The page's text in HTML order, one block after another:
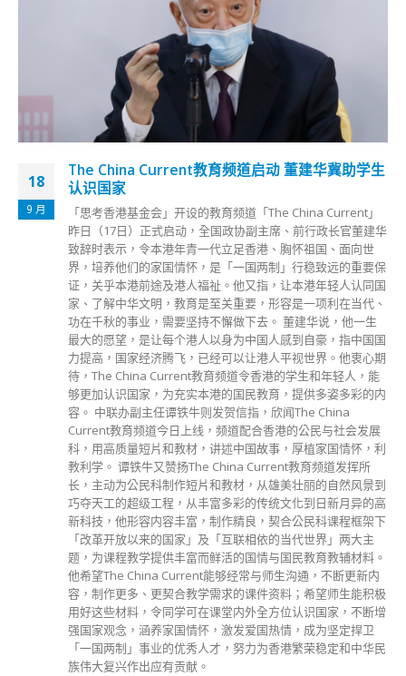
18
9 月
The China Current教育频道启动 董建华冀助学生
认识国家
「思考香港基金会」开设的教育频道「The China Current」
昨日（17日）正式启动，全国政协副主席、前行政长官董建华
致辞时表示，令本港年青一代立足香港、胸怀祖国、面向世
界，培养他们的家国情怀，是「一国两制」行稳致远的重要保
证，关乎本港前途及港人福祉。他又指，让本港年轻人认同国
家、了解中华文明，教育是至关重要，形容是一项利在当代、
功在千秋的事业，需要坚持不懈做下去。 董建华说，他一生
最大的愿望，是让每个港人以身为中国人感到自豪，指中国国
力提高，国家经济腾飞，已经可以让港人平视世界。他衷心期
待，The China Current教育频道令香港的学生和年轻人，能
够更加认识国家，为充实本港的国民教育，提供多姿多彩的内
容。 中联办副主任谭铁牛则发贺信指，欣闻The China
Current教育频道今日上线，频道配合香港的公民与社会发展
科，用高质量短片和教材，讲述中国故事，厚植家国情怀，利
教利学。 谭铁牛又赞扬The China Current教育频道发挥所
长，主动为公民科制作短片和教材，从雄美壮丽的自然风景到
巧夺天工的超级工程，从丰富多彩的传统文化到日新月异的高
新科技，他形容内容丰富，制作精良，契合公民科课程框架下
「改革开放以来的国家」及「互联相依的当代世界」两大主
题，为课程教学提供丰富而鲜活的国情与国民教育教辅材料。
他希望The China Current能够经常与师生沟通，不断更新内
容，制作更多、更契合教学需求的课件资料；希望师生能积极
用好这些材料，令同学可在课堂内外全方位认识国家，不断增
强国家观念，涵养家国情怀，激发爱国热情，成为坚定捍卫
「一国两制」事业的优秀人才，努力为香港繁荣稳定和中华民
族伟大复兴作出应有贡献。